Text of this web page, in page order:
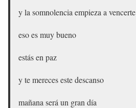
y la somnolencia empieza a vencerte
eso es muy bueno
estás en paz
y te mereces este descanso
mañana será un gran día